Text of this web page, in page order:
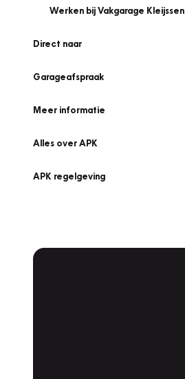
Werken bij Vakgarage Kleijssen
Direct naar
Garageafspraak
Meer informatie
Alles over APK
APK regelgeving